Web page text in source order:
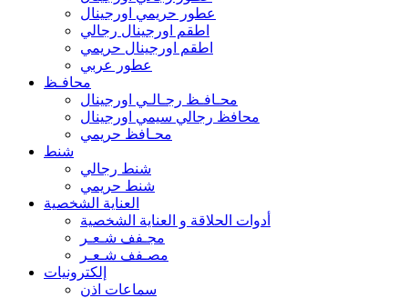
عطور حريمي اورجينال
اطقم اورجينال رجالي
اطقم اورجينال حريمي
عطور عربي
محافـظ
محـافـظ رجـالـي اورجينال
محافظ رجالي سيمي اورجينال
محـافظ حريمي
شنط
شنط رجالي
شنط حريمي
العناية الشخصية
أدوات الحلاقة و العناية الشخصية
مجـفف شـعـر
مصـفف شـعـر
إلكترونيات
سماعات اذن